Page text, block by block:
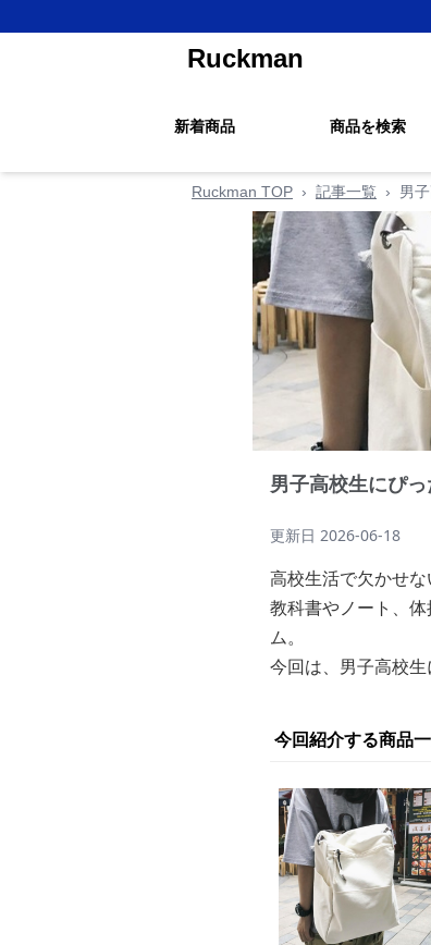
Ruckman
新着商品 商品を検索
Ruckman TOP › 記事一覧 › 男
男子高校生にぴ
更新日 2026-06-18
高校生活で欠かせな
教科書やノート、
ム。
今回は、男子高校生
今回紹介する商品